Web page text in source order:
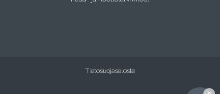
Tietosuojaseloste